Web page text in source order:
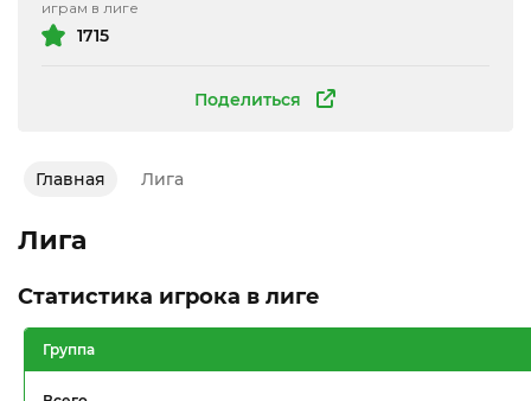
Поделиться
играм в лиге
1715
Главная Лига
Лига
Статистика игрока в лиге
Группа